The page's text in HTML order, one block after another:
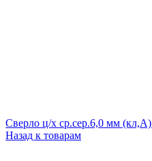
Сверло ц/х ср.сер.6,0 мм (кл,А)
Назад к товарам